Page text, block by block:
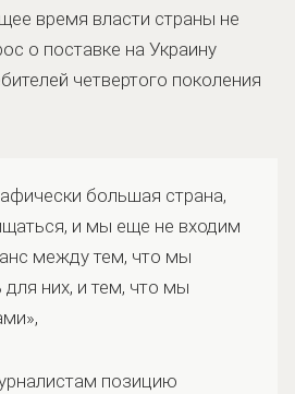
время власти страны не
о поставке на Украину
четвертого поколения
большая страна,
и мы еще не входим
между тем, что мы
них, и тем, что мы
позицию